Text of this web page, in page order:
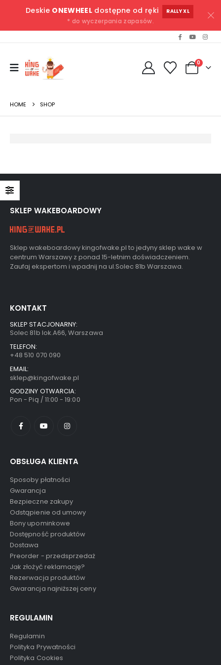
Deskie ONEWHEELdostępne od ręki RALLY XL
* do wyczerpania zapasów.
0
HOME SHOP
SKLEP WAKEBOARDOWY
Sklep wakeboardowy kingofwake.pl to jedyny sklep wake w
centrum Warszawy z ponad 15-letnim doświadczeniem.
Zaufaj ekspertom i wpadnij na ul.Solec 81b Warszawa.
KONTAKT
SKLEP STACJONARNY:
Solec 81b lok.A66, Warszawa
TELEFON:
+48 510 070 090
EMAIL:
sklep@kingofwake.pl
GODZINY OTWARCIA:
Pon - Pią / 11:00 - 19:00
OBSŁUGA KLIENTA
Sposoby płatności
Gwarancja
Bezpieczne zakupy
Odstąpienie od umowy
Bony upominkowe
Dostępność produktów
Dostawa
Preorder - przedsprzedaż
Jak złożyć reklamację?
Rezerwacja produktów
Gwarancja najniższej ceny
REGULAMIN
Regulamin
Polityka Prywatności
Polityka Cookies